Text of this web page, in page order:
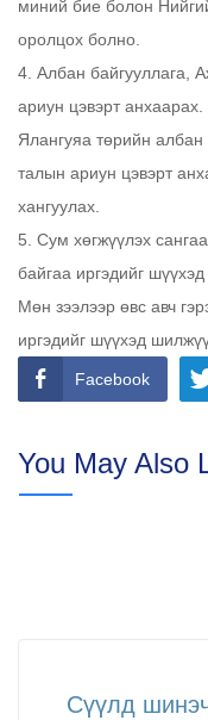
миний бие болон
оролцох болно.
4. Албан байгууллага,
ариун цэвэрт анхаарах.
Ялангуяа төрийн
талын ариун цэвэрт
хангуулах.
5. Сум хөгжүүлэх
байгаа иргэдийг
Мөн зээлээр өвс авч
иргэдийг шүүхэд
Facebook
You May Also
Сүүлд